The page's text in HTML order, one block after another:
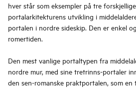
hver står som eksempler på tre
portalarkitekturens utvikling i
portalen i nordre sideskip. Den er enkel
romertiden.
Den mest vanlige portaltypen fra
nordre mur, med sine tretrinns-portaler
den sen-romanske praktportalen, som